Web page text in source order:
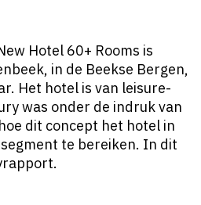
Hotel 60+ Rooms is
in de Beekse Bergen,
Het hotel is van leisure-
was onder de indruk van
dit concept het hotel in
te bereiken. In dit